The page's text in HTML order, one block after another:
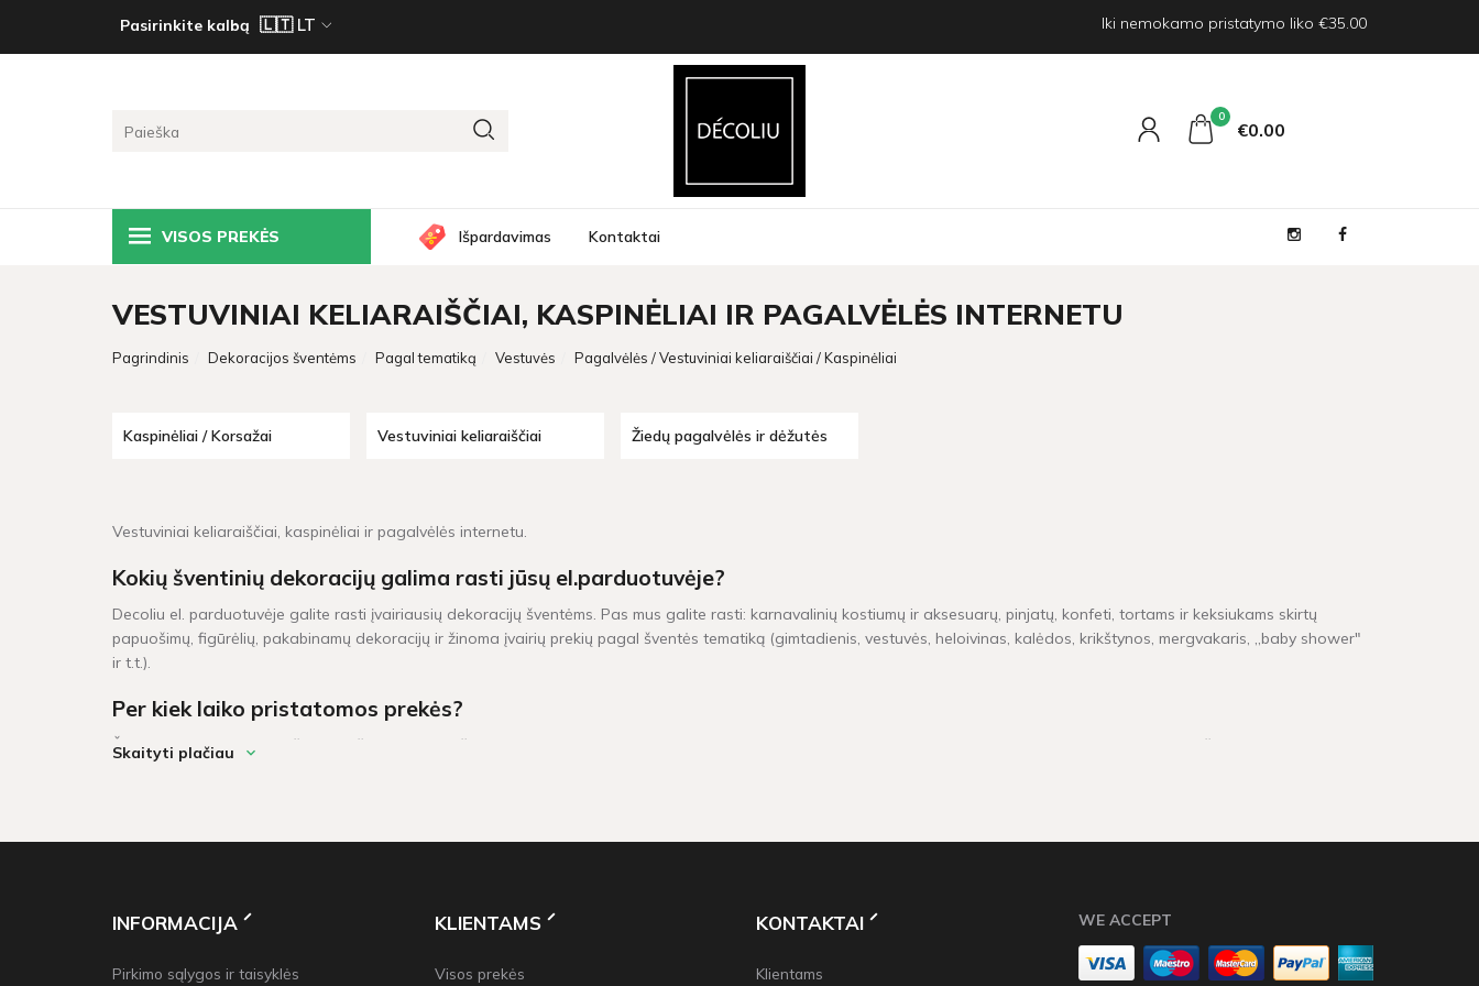
Pasirinkite kalbą Iki nemokamo pristatymo liko €35.00
0
€0 00
VISOS PREKĖS Išpardavimas Kontaktai
VESTUVINIAI KELIARAIŠČIAI, KASPINĖLIAI IR PAGALVĖLĖS INTERNETU
Pagrindinis Dekoracijos šventėms Pagal tematiką Vestuvės Pagalvėlės / Vestuviniai keliaraiščiai / Kaspinėliai
Kaspinėliai / Korsažai Vestuviniai keliaraiščiai Žiedų pagalvėlės ir dėžutės
Vestuviniai keliaraiščiai, kaspinėliai ir pagalvėlės internetu.
Kokių šventinių dekoracijų galima rasti jūsų el.parduotuvėje?
Decoliu el. parduotuvėje galite rasti įvairiausių dekoracijų šventėms. Pas mus galite rasti: karnavalinių kostiumų ir aksesuarų, pinjatų, konfeti, tortams ir keksiukams skirtų
papuošimų, figūrėlių, pakabinamų dekoracijų ir žinoma įvairių prekių pagal šventės tematiką (gimtadienis, vestuvės, heloivinas, kalėdos, krikštynos, mergvakaris, „baby shower"
ir t.t.).
Per kiek laiko pristatomos prekės?
Šventinės dekoracijos pažymėtos žaliu sandėlio ženkleliu yra pristatomos per 1-2 darbo dienas. Kitų dekoracijų, kurių vietoje neturime, pristatymas gali užtrukti tarp 4 - 16
Skaityti plačiau
INFORMACIJA
Pirkimo sąlygos ir taisyklės
KLIENTAMS
Visos prekės
KONTAKTAI
Klientams
WE ACCEPT